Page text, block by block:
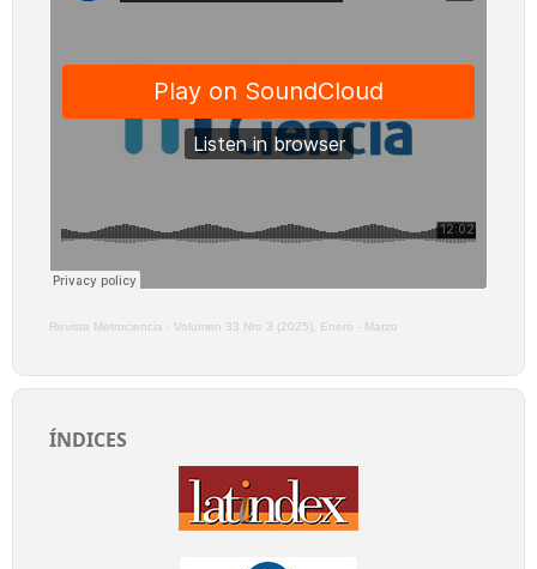
Revista Metrociencia · Volumen 33 Nro 3 (2025), Enero - Marzo
ÍNDICES